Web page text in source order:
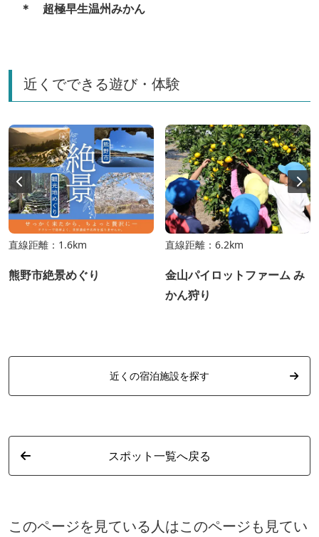
＊ 超極早生温州みかん
近くでできる遊び・体験
直線距離：1.6km
熊野市絶景めぐり
直線距離：6.2km
金山パイロットファーム み
かん狩り
近くの宿泊施設を探す
スポット一覧へ戻る
このページを見ている人はこのページも見てい